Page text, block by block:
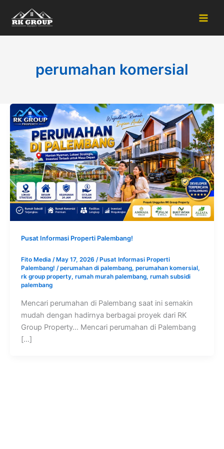
content
perumahan komersial
Pusat Informasi Properti Palembang!
Fito Media / May 17, 2026 / Pusat Informasi Properti
Palembang! /perumahan di palembang, perumahan komersial,
rk group property, rumah murah palembang, rumah subsidi
palembang
Mencari perumahan di Palembang saat ini semakin
mudah dengan hadirnya berbagai proyek dari RK
Group Property… Mencari perumahan di Palembang
[…]